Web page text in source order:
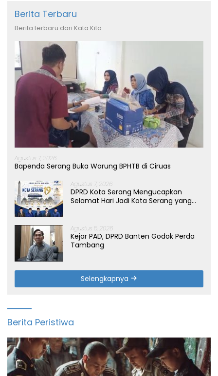
Berita Terbaru
Berita terbaru dari Kata Kita
Agustus 7, 2026
Bapenda Serang Buka Warung BPHTB di Ciruas
Agustus 7, 2026
DPRD Kota Serang Mengucapkan
Selamat Hari Jadi Kota Serang yang
Agustus 5, 2026
Kejar PAD, DPRD Banten Godok Perda
Tambang
Selengkapnya
Berita Peristiwa